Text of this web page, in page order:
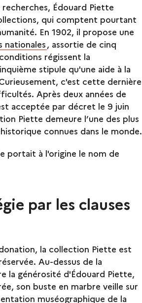
recherches, Édouard Piette
qui comptent pourtant
En 1902, il propose une
nationales, assortie de cinq
régissent la
stipule qu'une aide à la
c'est cette dernière
Après deux années de
acceptée par décret le 9 juin
Piette demeure l’une des plus
connues dans le monde.
portait à l'origine le nom de
par les clauses
la collection Piette est
Au-dessus de la
la générosité d'Édouard Piette,
son buste en marbre veille sur
muséographique de la